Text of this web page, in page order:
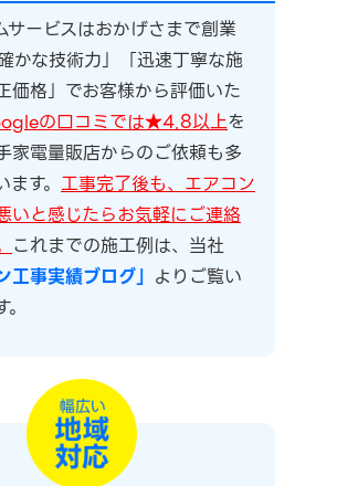
サービスはおかげさまで創業
かな技術力」「迅速丁寧な施
価格」でお客様から評価いた
の口コミでは★4.8以上を
家電量販店からのご依頼も多
す。 工事完了後も、エアコン
いと感じたらお気軽にご連絡
これまでの施工例は、当社
工事実績ブログ」 よりご覧い